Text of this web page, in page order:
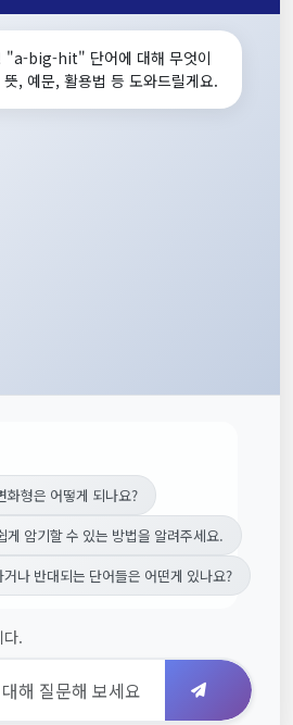
"a-big-hit" 단어에 대해 무엇이
, 예문, 활용법 등 도와드릴게요.
형은 어떻게 되나요?
암기할 수 있는 방법을 알려주세요.
나 반대되는 단어들은 어떤게 있나요?
.